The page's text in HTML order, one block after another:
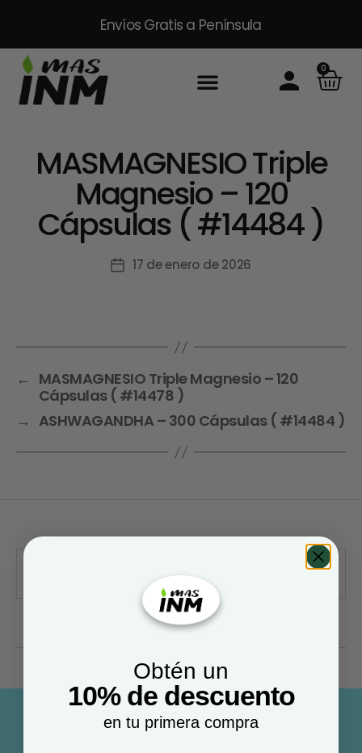
Envíos Gratis a Península
0
MASMAGNESIO Triple
Magnesio – 120
Cápsulas ( #14484 )
17 de enero de 2026
← MASMAGNESIO Triple Magnesio – 120
Cápsulas ( #14478 )
→ ASHWAGANDHA – 300 Cápsulas ( #14484 )
Obtén un
10% de descuento
en tu primera compra